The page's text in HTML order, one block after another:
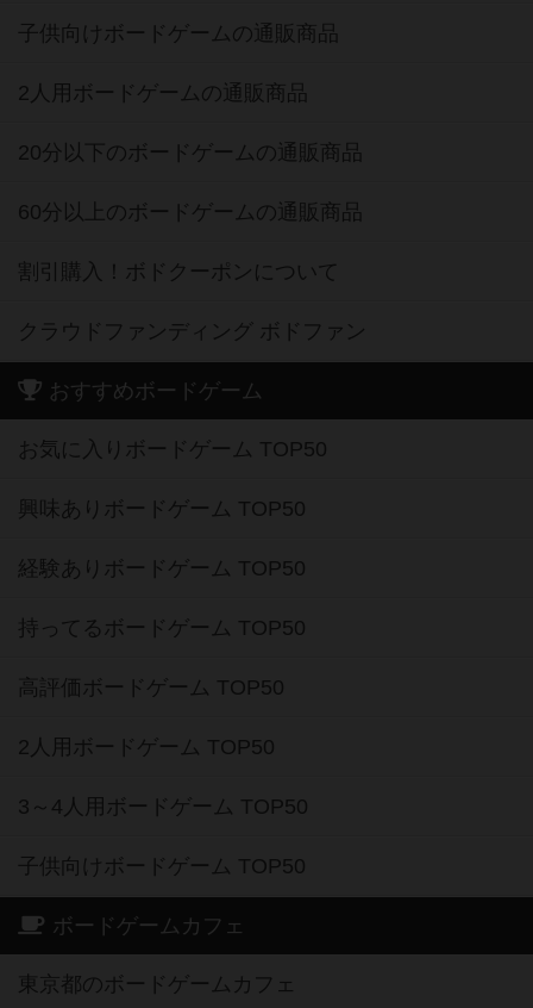
子供向けボードゲームの通販商品
2人用ボードゲームの通販商品
20分以下のボードゲームの通販商品
60分以上のボードゲームの通販商品
割引購入！ボドクーポンについて
クラウドファンディング ボドファン
おすすめボードゲーム
お気に入りボードゲーム TOP50
興味ありボードゲーム TOP50
経験ありボードゲーム TOP50
持ってるボードゲーム TOP50
高評価ボードゲーム TOP50
2人用ボードゲーム TOP50
3～4人用ボードゲーム TOP50
子供向けボードゲーム TOP50
ボードゲームカフェ
東京都のボードゲームカフェ